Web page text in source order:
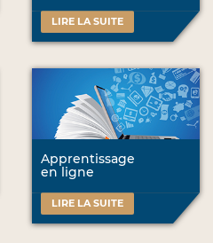
LIRE LA SUITE
Apprentissage
en ligne
LIRE LA SUITE